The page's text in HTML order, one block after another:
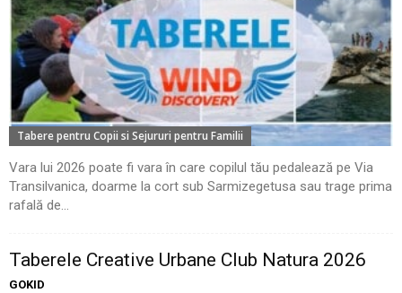
Tabere pentru Copii si Sejururi pentru Familii
Vara lui 2026 poate fi vara în care copilul tău pedalează pe Via
Transilvanica, doarme la cort sub Sarmizegetusa sau trage prima
rafală de...
Taberele Creative Urbane Club Natura 2026
GOKID